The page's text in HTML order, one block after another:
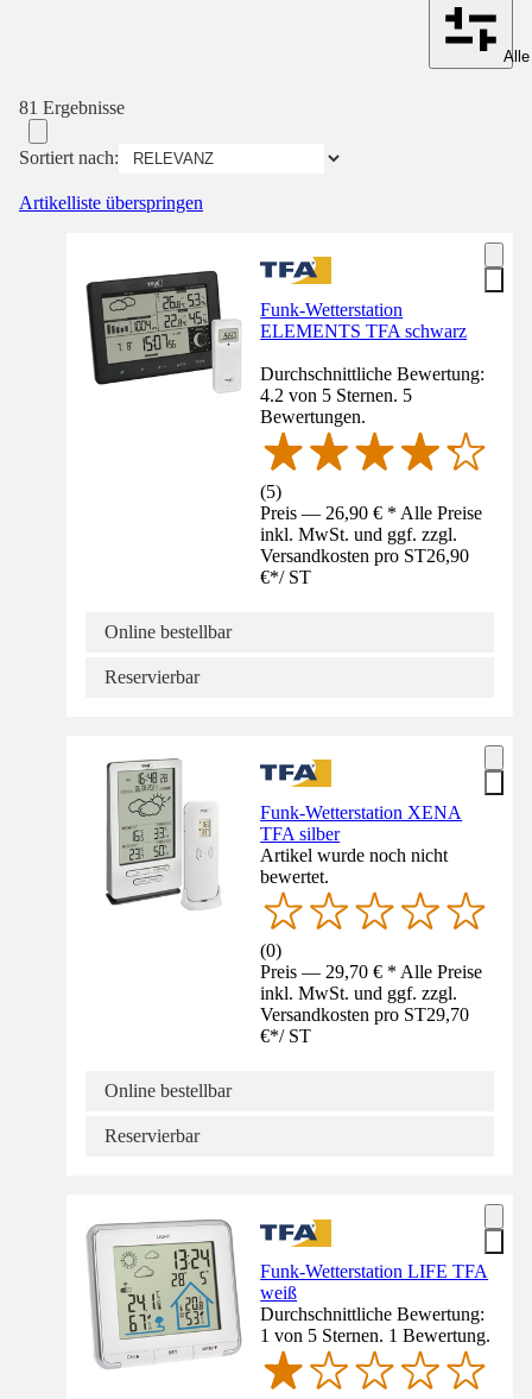
81 Ergebnisse
Sortiert nach:
Artikelliste überspringen
Funk-Wetterstation
ELEMENTS TFA schwarz
Durchschnittliche Bewertung:
4.2 von 5 Sternen. 5
Bewertungen.
(5)
Preis — 26,90 € * Alle Preise
inkl. MwSt. und ggf. zzgl.
Versandkosten pro ST26,90
€*/ ST
Online bestellbar
Reservierbar
Funk-Wetterstation XENA
TFA silber
Artikel wurde noch nicht
bewertet.
(0)
Preis — 29,70 € * Alle Preise
inkl. MwSt. und ggf. zzgl.
Versandkosten pro ST29,70
€*/ ST
Online bestellbar
Reservierbar
Funk-Wetterstation LIFE TFA
weiß
Durchschnittliche Bewertung:
1 von 5 Sternen. 1 Bewertung.